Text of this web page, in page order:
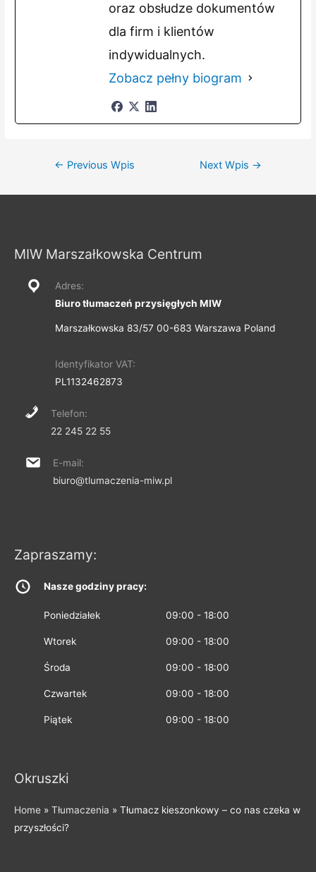
oraz obsłudze dokumentów
dla firm i klientów
indywidualnych.
Zobacz pełny biogram
Nawigacja
← Previous Wpis Next Wpis →
MIW Marszałkowska Centrum
Adres:
Biuro tłumaczeń przysięgłych MIW
Marszałkowska 83/57 00-683 Warszawa Poland
Identyfikator VAT:
PL1132462873
Telefon:
22 245 22 55
E-mail:
biuro@tlumaczenia-miw.pl
Zapraszamy:
Nasze godziny pracy:
Poniedziałek 09:00 - 18:00
Wtorek 09:00 - 18:00
Środa 09:00 - 18:00
Czwartek 09:00 - 18:00
Piątek 09:00 - 18:00
Okruszki
Home » Tłumaczenia » Tłumacz kieszonkowy – co nas czeka w
przyszłości?